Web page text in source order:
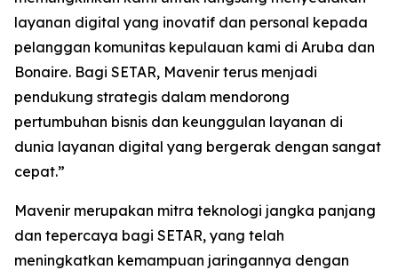
layanan digital yang inovatif dan personal kepada
pelanggan komunitas kepulauan kami di Aruba dan
Bonaire. Bagi SETAR, Mavenir terus menjadi
pendukung strategis dalam mendorong
pertumbuhan bisnis dan keunggulan layanan di
dunia layanan digital yang bergerak dengan sangat
cepat.”
Mavenir merupakan mitra teknologi jangka panjang
dan tepercaya bagi SETAR, yang telah
meningkatkan kemampuan jaringannya dengan